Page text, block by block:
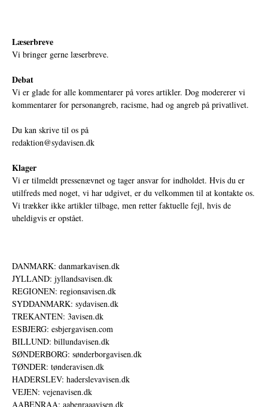
Læserbreve
Vi bringer gerne læserbreve.
Debat
Vi er glade for alle kommentarer på vores artikler. Dog modererer vi
kommentarer for personangreb, racisme, had og angreb på privatlivet.
Du kan skrive til os på
redaktion@sydavisen.dk
Klager
Vi er tilmeldt pressenævnet og tager ansvar for indholdet. Hvis du er
utilfreds med noget, vi har udgivet, er du velkommen til at kontakte os.
Vi trækker ikke artikler tilbage, men retter faktuelle fejl, hvis de
uheldigvis er opstået.
DANMARK: danmarkavisen.dk
JYLLAND: jyllandsavisen.dk
REGIONEN: regionsavisen.dk
SYDDANMARK: sydavisen.dk
TREKANTEN: 3avisen.dk
ESBJERG: esbjergavisen.com
BILLUND: billundavisen.dk
SØNDERBORG: sønderborgavisen.dk
TØNDER: tønderavisen.dk
HADERSLEV: haderslevavisen.dk
VEJEN: vejenavisen.dk
AABENRAA: aabenraaavisen.dk